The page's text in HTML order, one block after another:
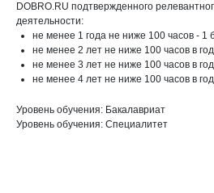
DOBRO.RU подтвержденного
деятельности:
не менее 1 года не ниже 100 часов - 1
не менее 2 лет не ниже 100 часов в
не менее 3 лет не ниже 100 часов в
не менее 4 лет не ниже 100 часов в
Уровень обучения: Бакалавриат
Уровень обучения: Специалитет